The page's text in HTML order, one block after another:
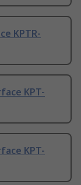
KPTR-
KPT-
KPT-